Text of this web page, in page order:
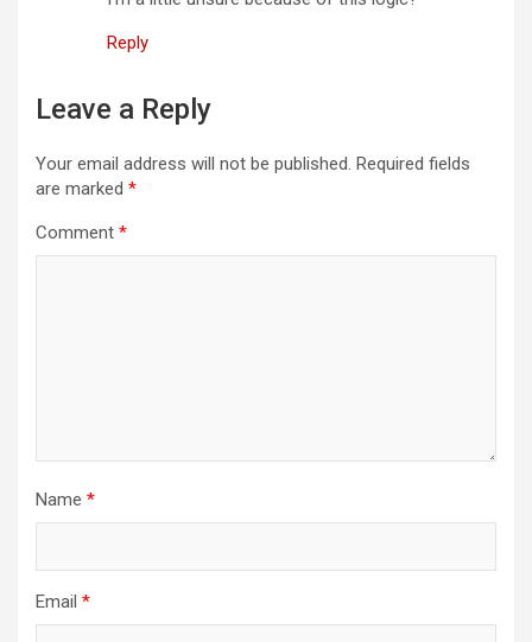
Reply
Leave a Reply
Your email address will not be published. Required fields
are marked *
Comment *
Name *
Email *